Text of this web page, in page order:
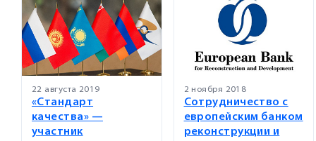
22 августа 2019
«Стандарт
качества» —
участник
2 ноября 2018
Сотрудничество с
европейским банком
реконструкции и